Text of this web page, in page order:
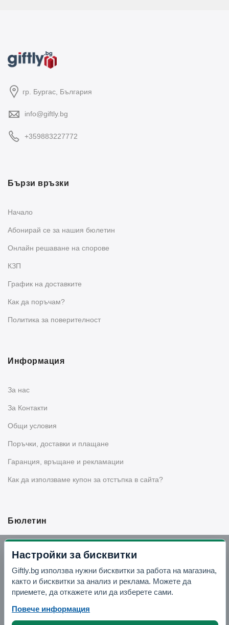
гр. Бургас, България
info@giftly.bg
+359883227772
Бързи връзки
Начало
Абонирай се за нашия бюлетин
Oнлайн решаване на спорове
КЗП
График на доставките
Как да поръчам?
Политика за поверителност
Информация
За нас
За Контакти
Общи условия
Поръчки, доставки и плащане
Гаранция, връщане и рекламации
Как да използваме купон за отстъпка в сайта?
Бюлетин
Отвори Telegram
Настройки за бисквитки
Giftly.bg използва нужни бисквитки за работа на магазина,
както и бисквитки за анализ и реклама. Можете да
приемете, да откажете или да изберете сами.
Повече информация